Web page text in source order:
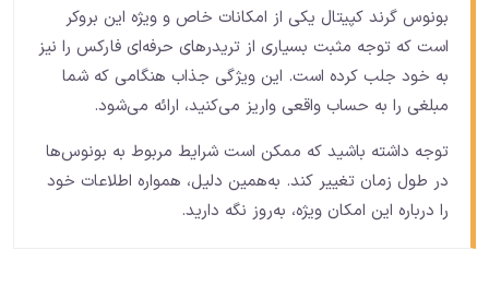
بونوس گرند کپیتال یکی از امکانات خاص و ویژه این بروکر
است که توجه مثبت بسیاری از تریدرهای حرفه‌ای فارکس را نیز
به خود جلب کرده است. این ویژگی جذاب هنگامی که شما
مبلغی را به حساب واقعی واریز می‌کنید، ارائه می‌شود.
توجه داشته باشید که ممکن است شرایط مربوط به بونوس‌ها
در طول زمان تغییر کند. به‌همین‌ دلیل، همواره اطلاعات خود
را درباره این امکان ویژه، به‌روز نگه دارید.